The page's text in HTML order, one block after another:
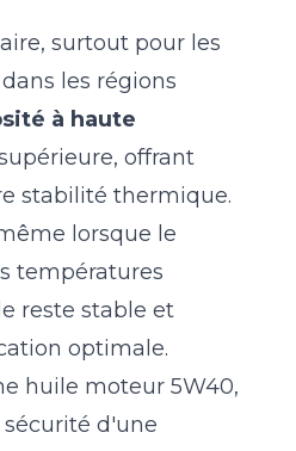
surtout pour les
les régions
à haute
offrant
stabilité thermique.
lorsque le
températures
reste stable et
optimale.
huile moteur 5W40,
sécurité d'une